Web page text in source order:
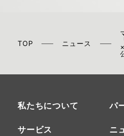
TOP ニュース
私たちについて パ
サービス ニ